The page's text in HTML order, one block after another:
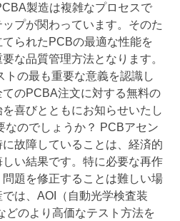
製造は複雑なプロセスで
プが関わっています。そのた
られたPCBの最適な性能を
な品質管理方法となります。
トの最も重要な意義を認識し
のPCBA注文に対する無料の
喜びとともにお知らせいたし
なのでしょうか？ PCBアセン
故障していることは、経済的
い結果です。特に必要な再作
題を修正することは難しい場
は、AOI（自動光学検査装
どのより高価なテスト方法を